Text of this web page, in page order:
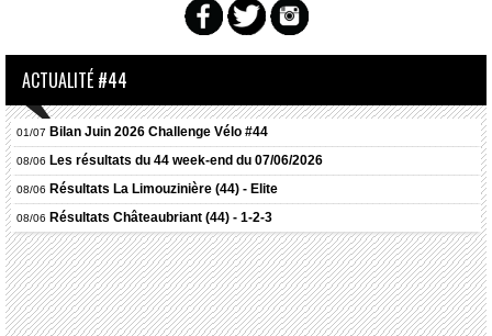
ACTUALITÉ #44
01/07 Bilan Juin 2026 Challenge Vélo #44
08/06 Les résultats du 44 week-end du 07/06/2026
08/06 Résultats La Limouzinière (44) - Elite
08/06 Résultats Châteaubriant (44) - 1-2-3